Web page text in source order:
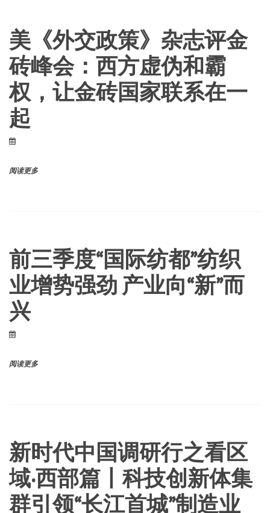
美《外交政策》杂志评金
砖峰会：西方虚伪和霸
权，让金砖国家联系在一
起
阅读更多
前三季度“国际纺都”纺织
业增势强劲 产业向“新”而
兴
阅读更多
新时代中国调研行之看区
域·西部篇丨科技创新体集
群引领“长江首城”制造业